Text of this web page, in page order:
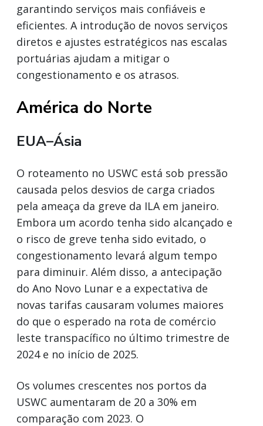
garantindo serviços mais confiáveis e
eficientes. A introdução de novos serviços
diretos e ajustes estratégicos nas escalas
portuárias ajudam a mitigar o
congestionamento e os atrasos.
América do Norte
EUA–Ásia
O roteamento no USWC está sob pressão
causada pelos desvios de carga criados
pela ameaça da greve da ILA em janeiro.
Embora um acordo tenha sido alcançado e
o risco de greve tenha sido evitado, o
congestionamento levará algum tempo
para diminuir. Além disso, a antecipação
do Ano Novo Lunar e a expectativa de
novas tarifas causaram volumes maiores
do que o esperado na rota de comércio
leste transpacífico no último trimestre de
2024 e no início de 2025.
Os volumes crescentes nos portos da
USWC aumentaram de 20 a 30% em
comparação com 2023. O